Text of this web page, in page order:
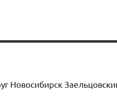
Новосибирск